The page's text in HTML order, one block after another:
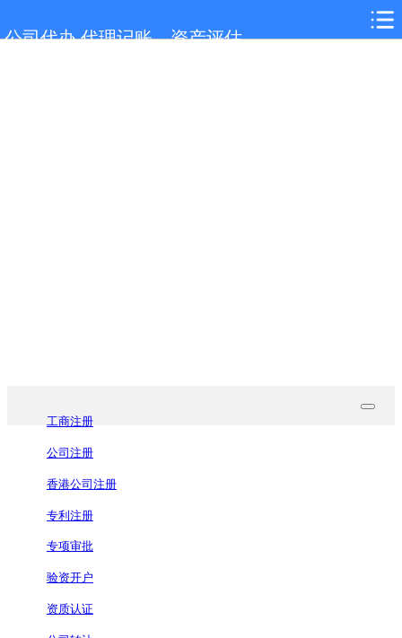
公司代办,代理记账，资产评估
网站首页
工商注册
公司注册
香港公司注册
专利注册
专项审批
验资开户
资质认证